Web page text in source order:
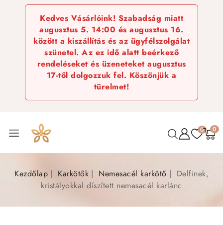
Kedves Vásárlóink! Szabadság miatt
augusztus 5. 14:00 és augusztus 16.
között a kiszállítás és az ügyfélszolgálat
szünetel. Az ez idő alatt beérkező
rendeléseket és üzeneteket augusztus
17-től dolgozzuk fel. Köszönjük a
türelmet!
0 0
Kezdőlap Karkötők Nemesacél karkötő
Delfinek,
kristályokkal díszített nemesacél karlánc